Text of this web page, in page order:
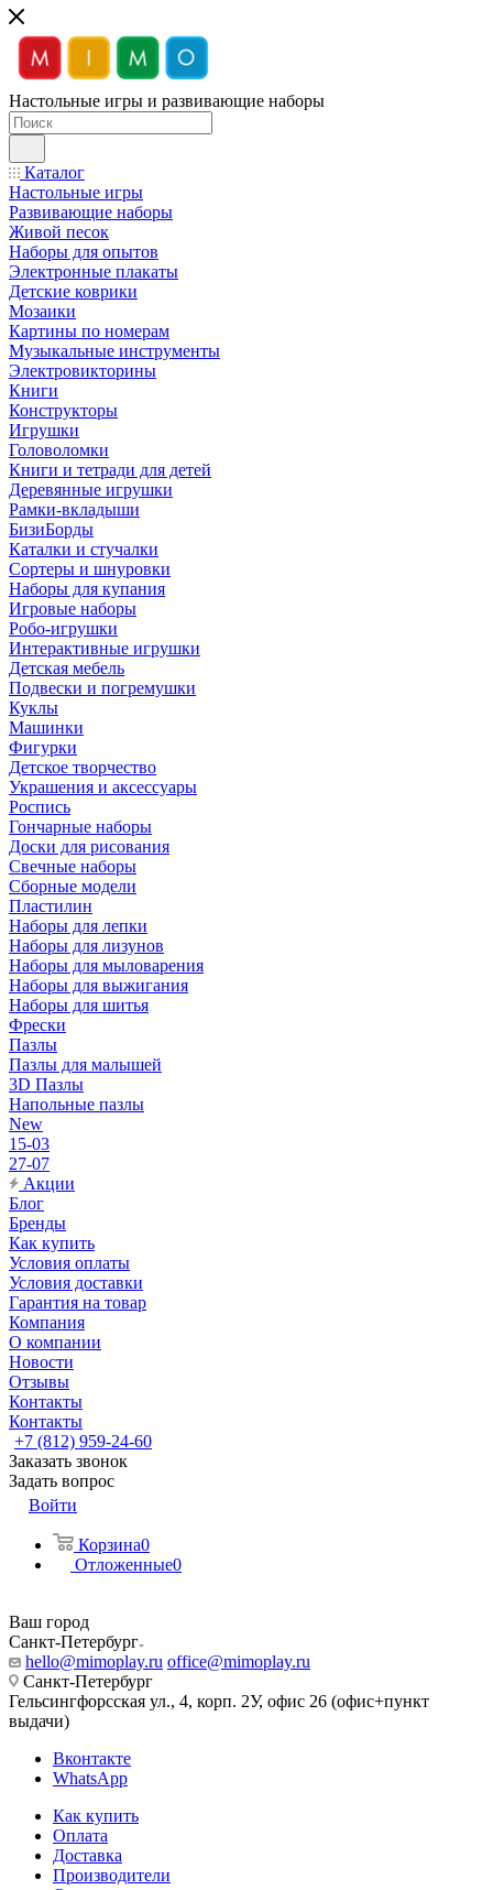
Настольные игры и развивающие наборы
Каталог
Настольные игры
Развивающие наборы
Живой песок
Наборы для опытов
Электронные плакаты
Детские коврики
Мозаики
Картины по номерам
Музыкальные инструменты
Электровикторины
Книги
Конструкторы
Игрушки
Головоломки
Книги и тетради для детей
Деревянные игрушки
Рамки-вкладыши
БизиБорды
Каталки и стучалки
Сортеры и шнуровки
Наборы для купания
Игровые наборы
Робо-игрушки
Интерактивные игрушки
Детская мебель
Подвески и погремушки
Куклы
Машинки
Фигурки
Детское творчество
Украшения и аксессуары
Роспись
Гончарные наборы
Доски для рисования
Свечные наборы
Сборные модели
Пластилин
Наборы для лепки
Наборы для лизунов
Наборы для мыловарения
Наборы для выжигания
Наборы для шитья
Фрески
Пазлы
Пазлы для малышей
3D Пазлы
Напольные пазлы
New
15-03
27-07
Акции
Блог
Бренды
Как купить
Условия оплаты
Условия доставки
Гарантия на товар
Компания
О компании
Новости
Отзывы
Контакты
Контакты
+7 (812) 959-24-60
Заказать звонок
Задать вопрос
Войти
Корзина0
Отложенные0
Ваш город
Санкт-Петербург
hello@mimoplay.ru office@mimoplay.ru
Санкт-Петербург
Гельсингфорсская ул., 4, корп. 2У, офис 26 (офис+пункт
выдачи)
Вконтакте
WhatsApp
Как купить
Оплата
Доставка
Производители